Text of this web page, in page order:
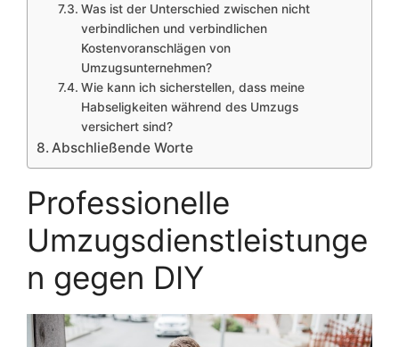
Was ist der Unterschied zwischen nicht
verbindlichen und verbindlichen
Kostenvoranschlägen von
Umzugsunternehmen?
Wie kann ich sicherstellen, dass meine
Habseligkeiten während des Umzugs
versichert sind?
Abschließende Worte
Professionelle
Umzugsdienstleistunge
n gegen DIY